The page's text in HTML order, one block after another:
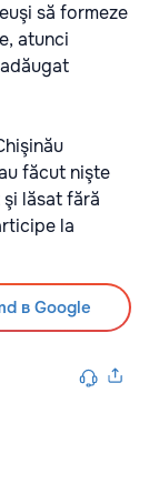
să formeze
atunci
făcut nişte
lăsat fără
la
в Google